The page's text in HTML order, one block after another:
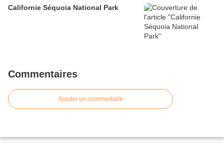
Californie Séquoia National Park
Commentaires
Ajouter un commentaire